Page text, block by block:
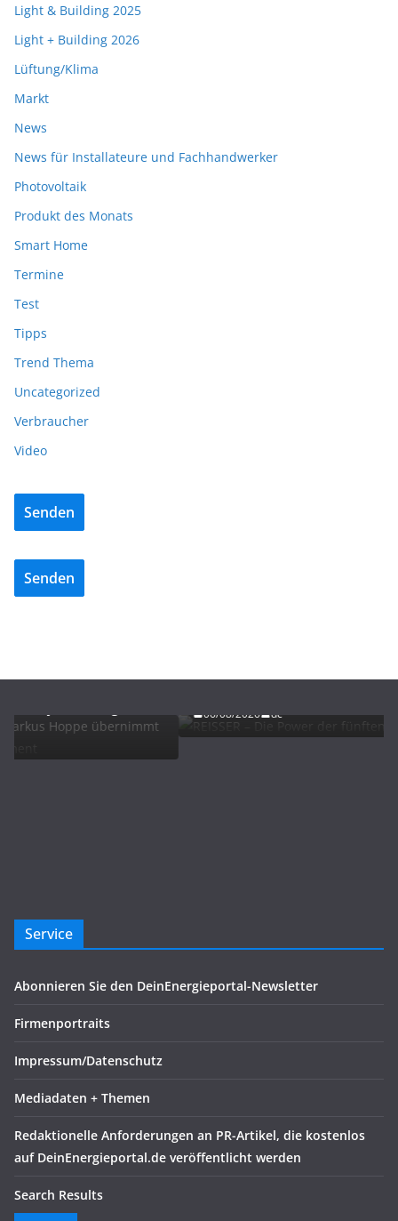
Light & Building 2025
Light + Building 2026
Lüftung/Klima
Markt
News
News für Installateure und Fachhandwerker
Photovoltaik
Produkt des Monats
Smart Home
Termine
Test
Tipps
Trend Thema
Uncategorized
Verbraucher
Video
Senden
Senden
REISSER – Die Power der fünften Generation
06/08/2026 dc
Service
Abonnieren Sie den DeinEnergieportal-Newsletter
Firmenportraits
Impressum/Datenschutz
Mediadaten + Themen
Redaktionelle Anforderungen an PR-Artikel, die kostenlos
auf DeinEnergieportal.de veröffentlicht werden
Search Results